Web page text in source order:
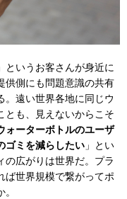
いうお客さんが身近に
供側にも問題意識の共有
。遠い世界各地に同じウ
とも、見えないからこそ
ォーターボトルのユーザ
ゴミを減らしたい 」とい
の広がりは世界だ。プラ
ば世界規模で繋がってポ